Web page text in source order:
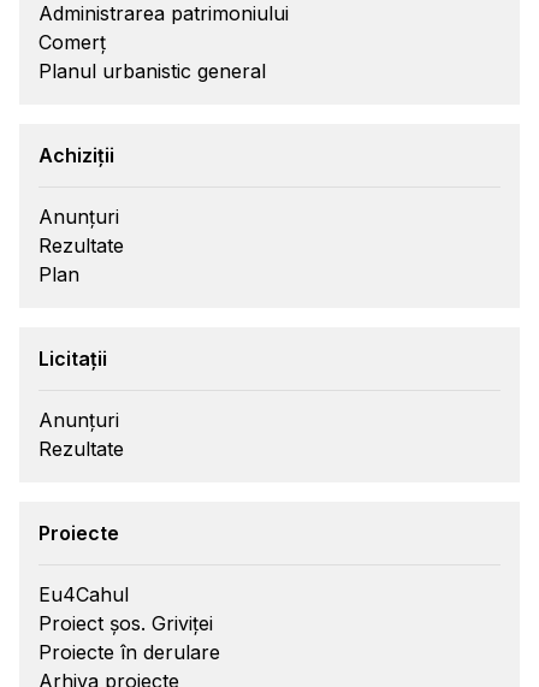
Administrarea patrimoniului
Comerț
Planul urbanistic general
Achiziții
Anunțuri
Rezultate
Plan
Licitații
Anunțuri
Rezultate
Proiecte
Eu4Cahul
Proiect șos. Griviței
Proiecte în derulare
Arhiva proiecte